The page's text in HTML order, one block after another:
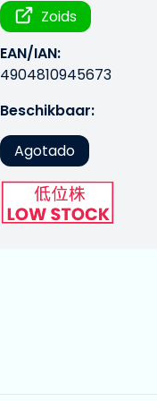
Zoids
EAN/IAN:
4904810945673
Beschikbaar:
Agotado